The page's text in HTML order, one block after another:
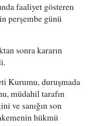
faaliyet gösteren
perşembe günü
sonra kararın
Kurumu, duruşmada
müdahil tarafın
ve sanığın son
hükmü